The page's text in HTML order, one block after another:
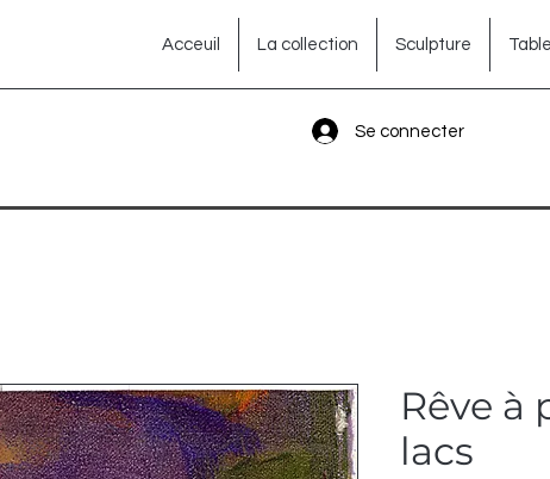
Acceuil La collection Sculpture
Se connecter
Rêve à
lacs